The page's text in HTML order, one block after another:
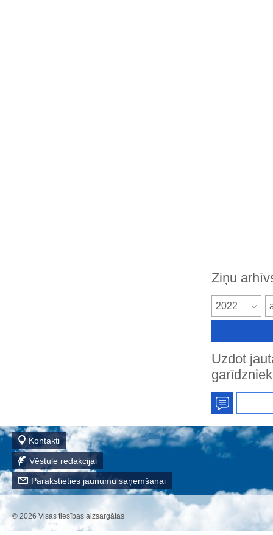
Ziņu
2022
Uzdot
Kontakti
Vēstule redakcijai
Parakstieties jaunumu saņemšanai
© 2026 Visas tiesības aizsargātas